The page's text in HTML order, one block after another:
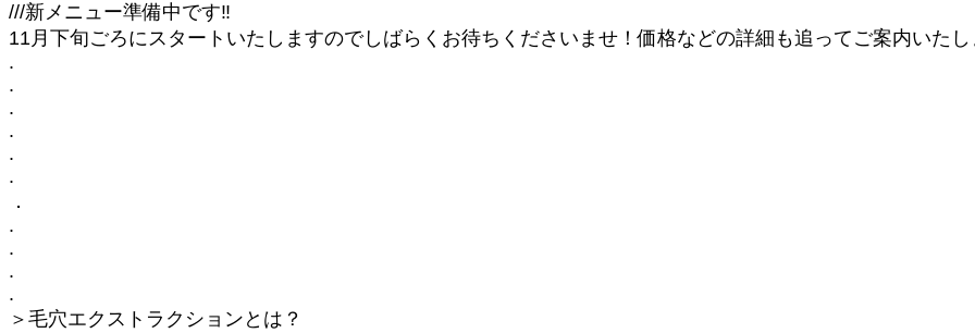
///新メニュー準備中です‼︎
11月下旬ごろにスタートいたしますのでしばらくお待ちくださいませ！価格などの詳細も追ってご案内いたし
.
.
.
.
.
.
．
.
.
.
.
＞毛穴エクストラクションとは？